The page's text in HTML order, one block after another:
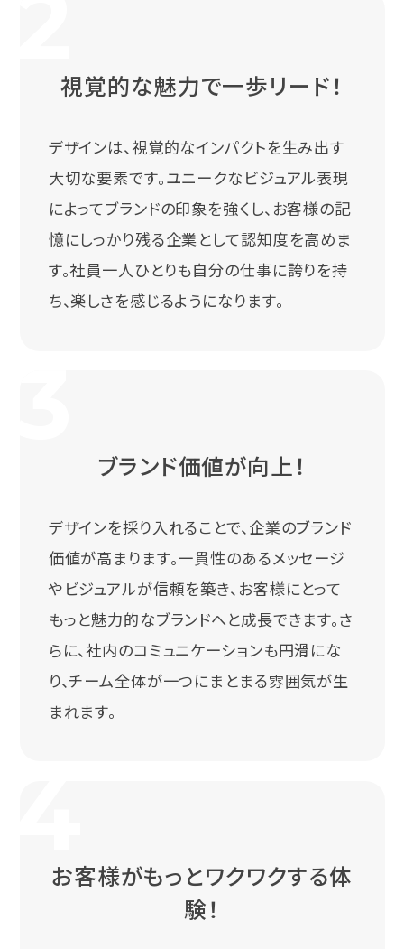
視覚的な魅力で一歩リード！
デザインは、視覚的なインパクトを生み出す
大切な要素です。ユニークなビジュアル表現
によってブランドの印象を強くし、お客様の記
憶にしっかり残る企業として認知度を高めま
す。社員一人ひとりも自分の仕事に誇りを持
ち、楽しさを感じるようになります。
ブランド価値が向上！
デザインを採り入れることで、企業のブランド
価値が高まります。一貫性のあるメッセージ
やビジュアルが信頼を築き、お客様にとって
もっと魅力的なブランドへと成長できます。さ
らに、社内のコミュニケーションも円滑にな
り、チーム全体が一つにまとまる雰囲気が生
まれます。
お客様がもっとワクワクする体
験！